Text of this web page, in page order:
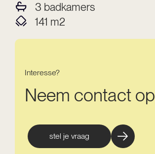
3 badkamers
141 m2
Interesse?
Neem contact op
stel je vraag